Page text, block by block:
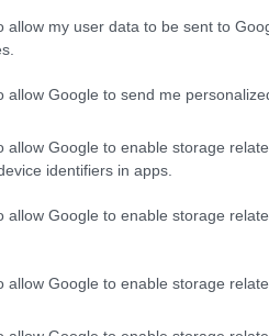
allow my user data to be sent to
allow Google to send me
allow Google to enable storage
identifiers in apps.
allow Google to enable storage
allow Google to enable storage
αλλά το άτομο έχει
μπορούμε να αναφέρουμε :
άρνηση (περίοδος που κρατάει
και λαχτάρα
(επίσης κάποιες εβδομάδες)